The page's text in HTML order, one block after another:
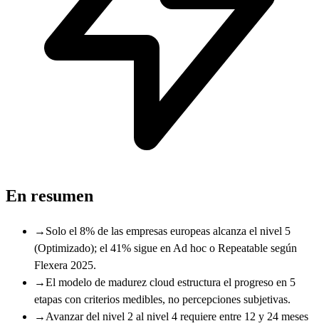
En resumen
→ Solo el 8% de las empresas europeas alcanza el nivel 5
(Optimizado); el 41% sigue en Ad hoc o Repeatable según
Flexera 2025.
→El modelo de madurez cloud estructura el progreso en 5
etapas con criterios medibles, no percepciones subjetivas.
→ Avanzar del nivel 2 al nivel 4 requiere entre 12 y 24 meses